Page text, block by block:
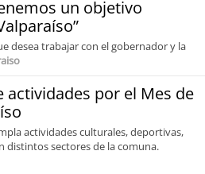
un objetivo
desea trabajar con el gobernador y la
actividades por el Mes de
actividades culturales, deportivas,
distintos sectores de la comuna.